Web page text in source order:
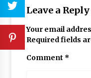
Leave a Reply
Your email
Required fields
Comment *